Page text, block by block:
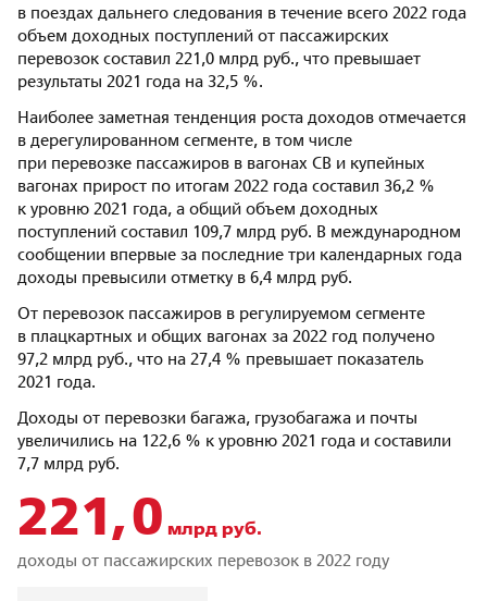
в поездах дальнего следования в течение всего 2022 года
объем доходных поступлений от пассажирских
перевозок составил 221,0 млрд руб., что превышает
результаты 2021 года на 32,5 %.
Наиболее заметная тенденция роста доходов отмечается
в дерегулированном сегменте, в том числе
при перевозке пассажиров в вагонах СВ и купейных
вагонах прирост по итогам 2022 года составил 36,2 %
к уровню 2021 года, а общий объем доходных
поступлений составил 109,7 млрд руб. В международном
сообщении впервые за последние три календарных года
доходы превысили отметку в 6,4 млрд руб.
От перевозок пассажиров в регулируемом сегменте
в плацкартных и общих вагонах за 2022 год получено
97,2 млрд руб., что на 27,4 % превышает показатель
2021 года.
Доходы от перевозки багажа, грузобагажа и почты
увеличились на 122,6 % к уровню 2021 года и составили
7,7 млрд руб.
221,0 млрд руб.
доходы от пассажирских перевозок в 2022 году